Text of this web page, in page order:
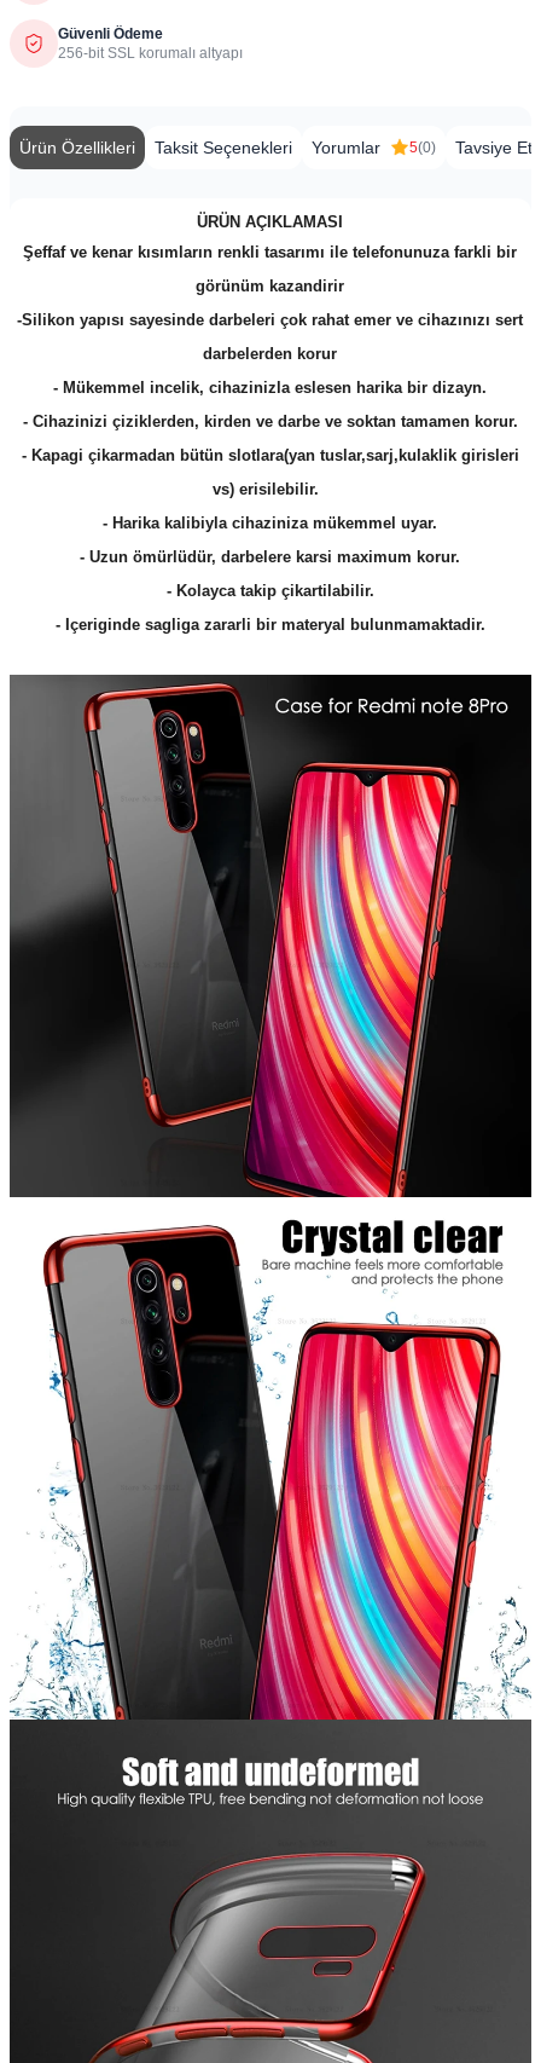
Güvenli Ödeme
256-bit SSL korumalı altyapı
Ürün Özellikleri Taksit Seçenekleri Yorumlar 5(0) Tavsiye Et
ÜRÜN AÇIKLAMASI
Şeffaf ve kenar kısımların renkli tasarımı ile telefonunuza farkli bir
görünüm kazandirir
-Silikon yapısı sayesinde darbeleri çok rahat emer ve cihazınızı sert
darbelerden korur
- Mükemmel incelik, cihazinizla eslesen harika bir dizayn.
- Cihazinizi çiziklerden, kirden ve darbe ve soktan tamamen korur.
- Kapagi çikarmadan bütün slotlara(yan tuslar,sarj,kulaklik girisleri
vs) erisilebilir.
- Harika kalibiyla cihaziniza mükemmel uyar.
- Uzun ömürlüdür, darbelere karsi maximum korur.
- Kolayca takip çikartilabilir.
- Içeriginde sagliga zararli bir materyal bulunmamaktadir.